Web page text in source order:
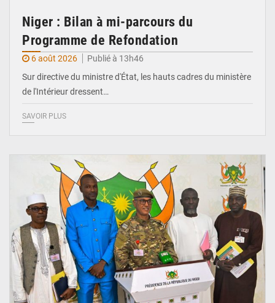
Niger : Bilan à mi-parcours du
Programme de Refondation
6 août 2026
Publié à 13h46
Sur directive du ministre d'État, les hauts cadres du ministère
de l'Intérieur dressent…
SAVOIR PLUS